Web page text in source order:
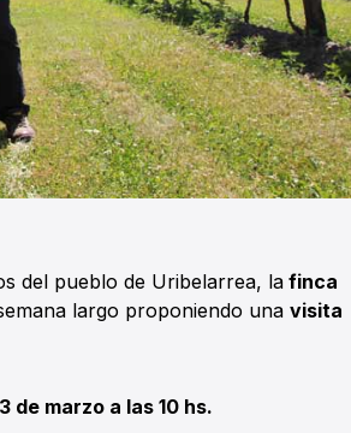
del pueblo de Uribelarrea, la finca
largo proponiendo unavisita
de marzo a las 10 hs.